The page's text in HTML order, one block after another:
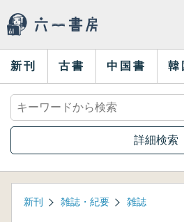
新刊 古書 中国書 韓
詳細検索
新刊 雑誌・紀要 雑誌